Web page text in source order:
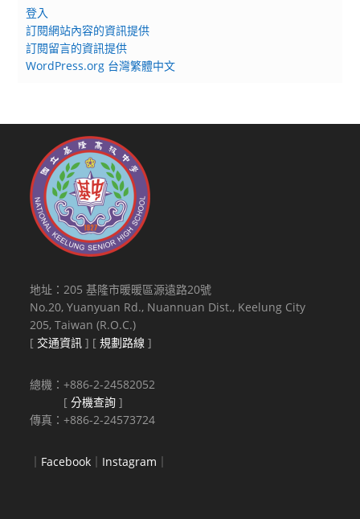
登入
訂閱網站內容的資訊提供
訂閱留言的資訊提供
WordPress.org 台灣繁體中文
地址：205 基隆市暖暖區源遠路20號
No.20, Yuanyuan Rd., Nuannuan Dist., Keelung City
205, Taiwan (R.O.C.)
[ 交通資訊 ] [規劃路線 ]
總機：+886-2-24582052
[分機查詢 ]
傳真：+886-2-24573724
｜ Facebook ｜ Instagram ｜